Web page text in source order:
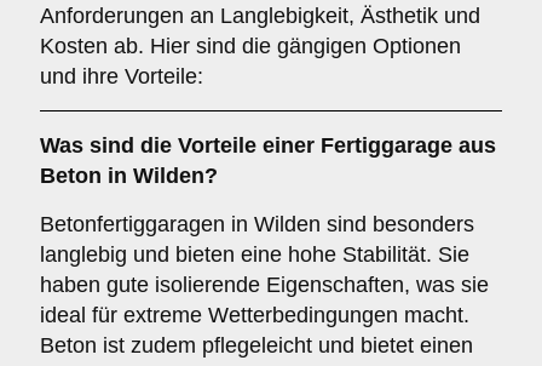
Anforderungen an Langlebigkeit, Ästhetik und
Kosten ab. Hier sind die gängigen Optionen
und ihre Vorteile:
Was sind die Vorteile einer Fertiggarage aus
Beton in Wilden?
Betonfertiggaragen in Wilden sind besonders
langlebig und bieten eine hohe Stabilität. Sie
haben gute isolierende Eigenschaften, was sie
ideal für extreme Wetterbedingungen macht.
Beton ist zudem pflegeleicht und bietet einen